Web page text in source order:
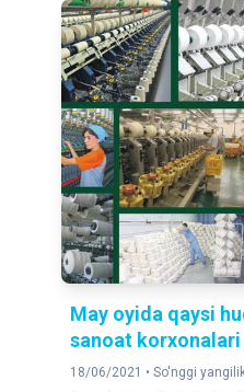
May oyida qaysi
sanoat
18/06/2021 • So'nggi